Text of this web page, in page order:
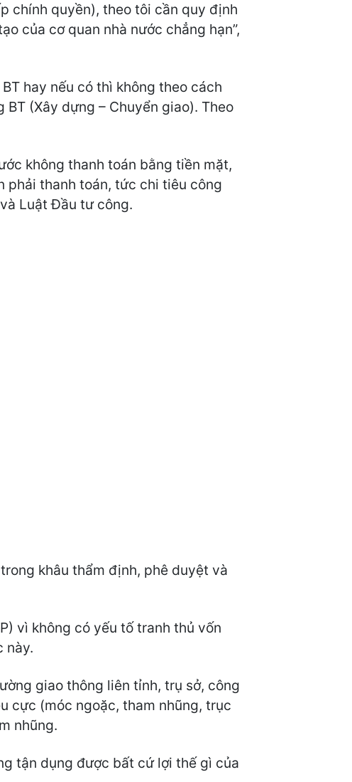
chính quyền), theo tôi cần quy định
của cơ quan nhà nước chẳng hạn”,
hay nếu có thì không theo cách
(Xây dựng – Chuyển giao). Theo
không thanh toán bằng tiền mặt,
phải thanh toán, tức chi tiêu công
Luật Đầu tư công.
khâu thẩm định, phê duyệt và
vì không có yếu tố tranh thủ vốn
này.
giao thông liên tỉnh, trụ sở, công
cực (móc ngoặc, tham nhũng, trục
nhũng.
tận dụng được bất cứ lợi thế gì của